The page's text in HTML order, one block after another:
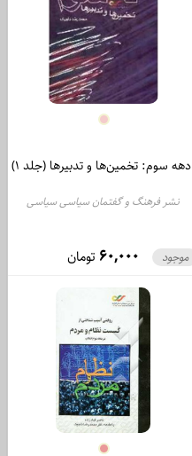
دهه سوم: تخمین‌ها و تدبیرها (جلد 1)
نشر فرهنگ و گفتمان سیاسی سیاسی
60,000 تومان موجود